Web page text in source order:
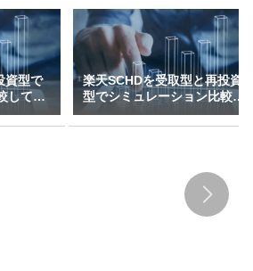
資型で
してみ
3万～
楽天SCHDを受取型と再投資
型でシミュレーション比較し
てみた（新NISAで月1万～10
万積立）